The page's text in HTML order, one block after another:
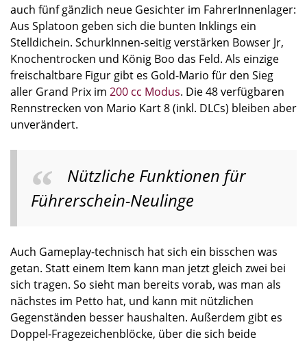
auch fünf gänzlich neue Gesichter im FahrerInnenlager:
Aus Splatoon geben sich die bunten Inklings ein
Stelldichein. SchurkInnen-seitig verstärken Bowser Jr,
Knochentrocken und König Boo das Feld. Als einzige
freischaltbare Figur gibt es Gold-Mario für den Sieg
aller Grand Prix im 200 cc Modus. Die 48 verfügbaren
Rennstrecken von Mario Kart 8 (inkl. DLCs) bleiben aber
unverändert.
Nützliche Funktionen für
Führerschein-Neulinge
Auch Gameplay-technisch hat sich ein bisschen was
getan. Statt einem Item kann man jetzt gleich zwei bei
sich tragen. So sieht man bereits vorab, was man als
nächstes im Petto hat, und kann mit nützlichen
Gegenständen besser haushalten. Außerdem gibt es
Doppel-Fragezeichenblöcke, über die sich beide